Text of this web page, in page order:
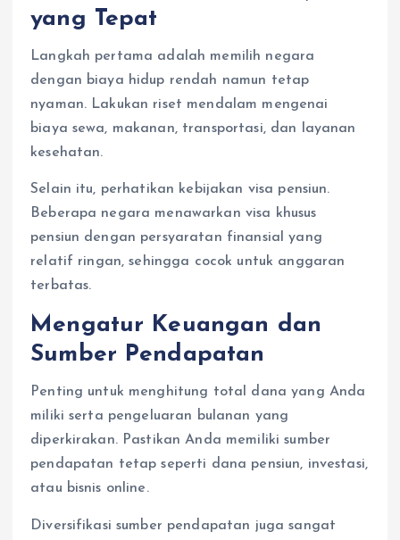
yang Tepat
Langkah pertama adalah memilih negara
dengan biaya hidup rendah namun tetap
nyaman. Lakukan riset mendalam mengenai
biaya sewa, makanan, transportasi, dan layanan
kesehatan.
Selain itu, perhatikan kebijakan visa pensiun.
Beberapa negara menawarkan visa khusus
pensiun dengan persyaratan finansial yang
relatif ringan, sehingga cocok untuk anggaran
terbatas.
Mengatur Keuangan dan
Sumber Pendapatan
Penting untuk menghitung total dana yang Anda
miliki serta pengeluaran bulanan yang
diperkirakan. Pastikan Anda memiliki sumber
pendapatan tetap seperti dana pensiun, investasi,
atau bisnis online.
Diversifikasi sumber pendapatan juga sangat